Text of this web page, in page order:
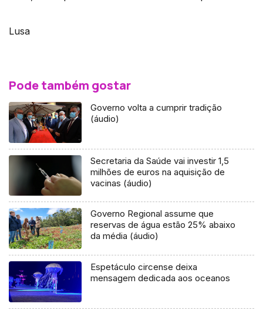
Lusa
Pode também gostar
Governo volta a cumprir tradição
(áudio)
Secretaria da Saúde vai investir 1,5
milhões de euros na aquisição de
vacinas (áudio)
Governo Regional assume que
reservas de água estão 25% abaixo
da média (áudio)
Espetáculo circense deixa
mensagem dedicada aos oceanos